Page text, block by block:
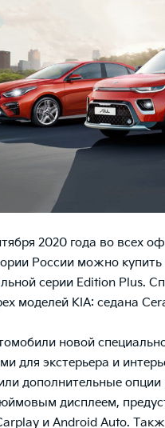
2020 года во всех
России можно
серии Edition Plus.
моделей KIA: седана
новой
для экстерьера и
дополнительные
дисплеем,
и Android Auto.